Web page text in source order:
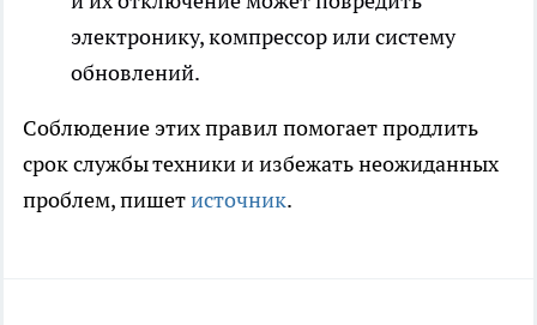
электронику, компрессор или систему
обновлений.
Соблюдение этих правил помогает продлить
срок службы техники и избежать неожиданных
проблем, пишетисточник.